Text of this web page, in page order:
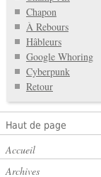
Chapon
À Rebours
Hâbleurs
Google Whoring
Cyberpunk
Retour
Haut de page
Accueil
Archives